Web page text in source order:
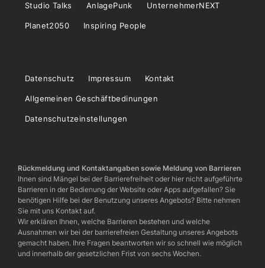
Studio Talks AnlagePunk UnternehmerNEXT
Planet2050 Inspiring People
Datenschutz Impressum Kontakt
Allgemeinen Geschäftbedinungen
Datenschutzeinstellungen
Rückmeldung und Kontaktangaben sowie Meldung von Barrieren
Ihnen sind Mängel bei der Barrierefreiheit oder hier nicht aufgeführte
Barrieren in der Bedienung der Website oder Apps aufgefallen? Sie
benötigen Hilfe bei der Benutzung unseres Angebots? Bitte nehmen
Sie mit uns Kontakt auf.
Wir erklären Ihnen, welche Barrieren bestehen und welche
Ausnahmen wir bei der barrierefreien Gestaltung unseres Angebots
gemacht haben. Ihre Fragen beantworten wir so schnell wie möglich
und innerhalb der gesetzlichen Frist von sechs Wochen.